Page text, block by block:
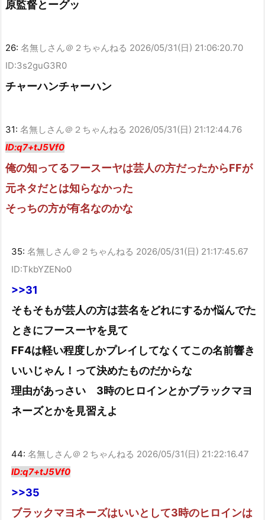
原監督とーグッ
26: 名無しさん＠２ちゃんねる 2026/05/31(日) 21:06:20.70
ID:3s2guG3R0
チャーハンチャーハン
31: 名無しさん＠２ちゃんねる 2026/05/31(日) 21:12:44.76
ID:q7+tJ5Vf0
俺の知ってるフースーヤは芸人の方だったからFFが
元ネタだとは知らなかった
そっちの方が有名なのかな
35: 名無しさん＠２ちゃんねる 2026/05/31(日) 21:17:45.67
ID:TkbYZENo0
>>31
そもそもが芸人の方は芸名をどれにするか悩んでた
ときにフースーヤを見て
FF4は軽い程度しかプレイしてなくてこの名前響き
いいじゃん！って決めたものだからな
理由があっさい 3時のヒロインとかブラックマヨ
ネーズとかを見習えよ
44: 名無しさん＠２ちゃんねる 2026/05/31(日) 21:22:16.47
ID:q7+tJ5Vf0
>>35
ブラックマヨネーズはいいとして3時のヒロインは